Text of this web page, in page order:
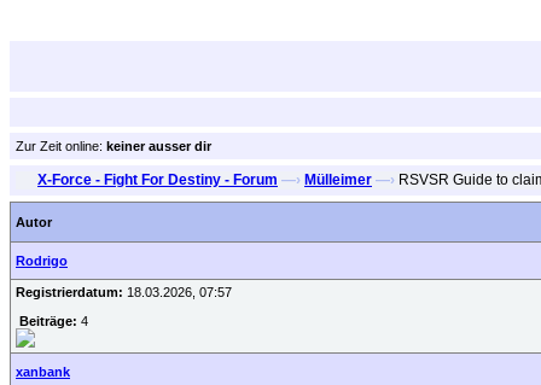
Zur Zeit online: keiner ausser dir
X-Force - Fight For Destiny - Forum —› Mülleimer —› RSVSR Guide to
Autor
Rodrigo
Registrierdatum: 18.03.2026, 07:57
Beiträge: 4
xanbank